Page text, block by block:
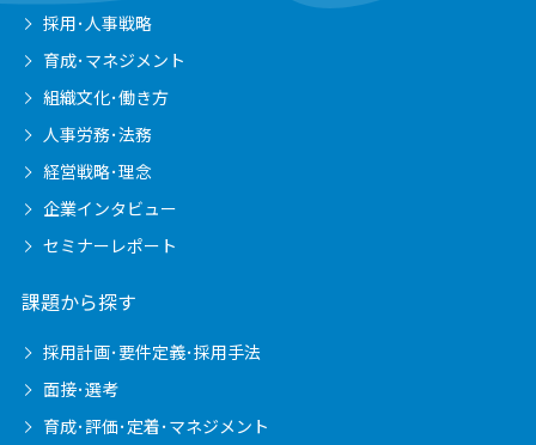
採用･人事戦略
育成･マネジメント
組織文化･働き方
人事労務･法務
経営戦略･理念
企業インタビュー
セミナーレポート
課題から探す
採用計画･要件定義･採用手法
面接･選考
育成･評価･定着･マネジメント